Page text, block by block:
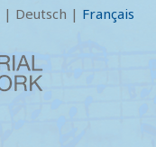
| Deutsch | Français